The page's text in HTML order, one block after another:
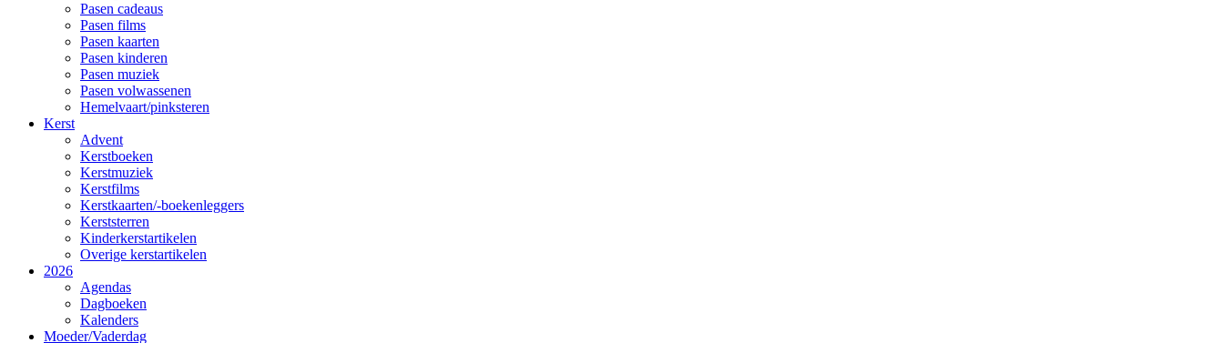
Pasen cadeaus
Pasen films
Pasen kaarten
Pasen kinderen
Pasen muziek
Pasen volwassenen
Hemelvaart/pinksteren
Kerst
Advent
Kerstboeken
Kerstmuziek
Kerstfilms
Kerstkaarten/-boekenleggers
Kerststerren
Kinderkerstartikelen
Overige kerstartikelen
2026
Agendas
Dagboeken
Kalenders
Moeder/Vaderdag